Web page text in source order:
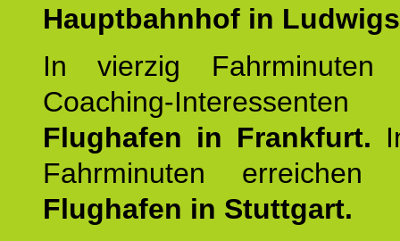
Hauptbahnhof in
In vierzig Fahrminuten
Coaching-
Flughafen in Frankfurt.
Fahrminuten
Flughafen in Stuttgart.